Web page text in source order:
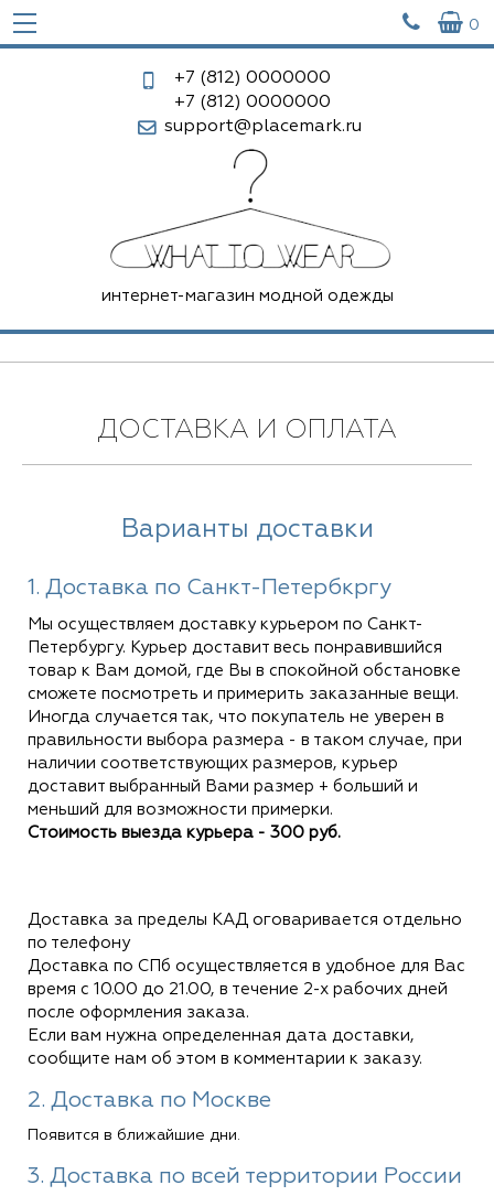
  0
+7 (812) 0000000
+7 (812) 0000000
support@placemark.ru
интернет-магазин модной одежды
ДОСТАВКА И ОПЛАТА
Варианты доставки
1. Доставка по Санкт-Петербкргу
Мы осуществляем доставку курьером по Санкт-
Петербургу. Курьер доставит весь понравившийся
товар к Вам домой, где Вы в спокойной обстановке
сможете посмотреть и примерить заказанные вещи.
Иногда случается так, что покупатель не уверен в
правильности выбора размера - в таком случае, при
наличии соответствующих размеров, курьер
доставит выбранный Вами размер + больший и
меньший для возможности примерки.
Стоимость выезда курьера - 300 руб.
Доставка за пределы КАД оговаривается отдельно
по телефону
Доставка по СПб осуществляется в удобное для Вас
время с 10.00 до 21.00, в течение 2-х рабочих дней
после оформления заказа.
Если вам нужна определенная дата доставки,
сообщите нам об этом в комментарии к заказу.
2. Доставка по Москве
Появится в ближайшие дни.
3. Доставка по всей территории России